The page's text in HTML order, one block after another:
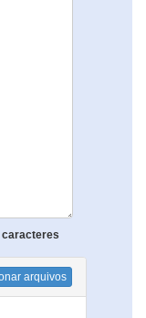
caracteres
arquivos